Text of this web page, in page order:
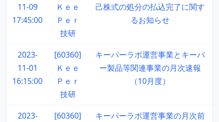
11-09
17:45:00
Ｋｅｅ
Ｐｅｒ
技研
己株式の処分の払込完了に関す
るお知らせ
2023-
11-01
16:15:00
[60360]
Ｋｅｅ
Ｐｅｒ
技研
キーパーラボ運営事業とキーパ
ー製品等関連事業の月次速報
（10月度）
2023-
[60360]
キーパーラボ運営事業の月次前